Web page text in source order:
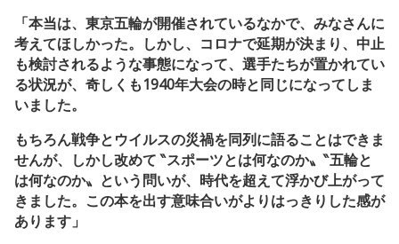
「本当は、東京五輪が開催されているなかで、みなさんに
考えてほしかった。しかし、コロナで延期が決まり、中止
も検討されるような事態になって、選手たちが置かれてい
る状況が、奇しくも1940年大会の時と同じになってしま
いました。
もちろん戦争とウイルスの災禍を同列に語ることはできま
せんが、しかし改めて ‶スポーツとは何なのか〟‶五輪と
は何なのか〟という問いが、時代を超えて浮かび上がって
きました。この本を出す意味合いがよりはっきりした感が
あります」